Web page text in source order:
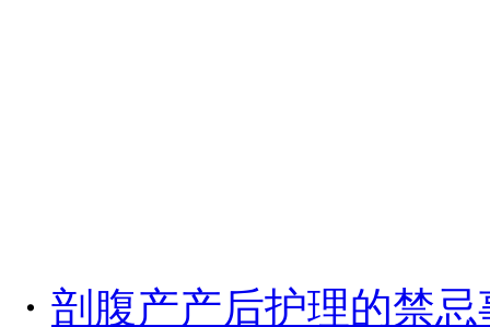
・ 剖腹产产后护理的禁忌